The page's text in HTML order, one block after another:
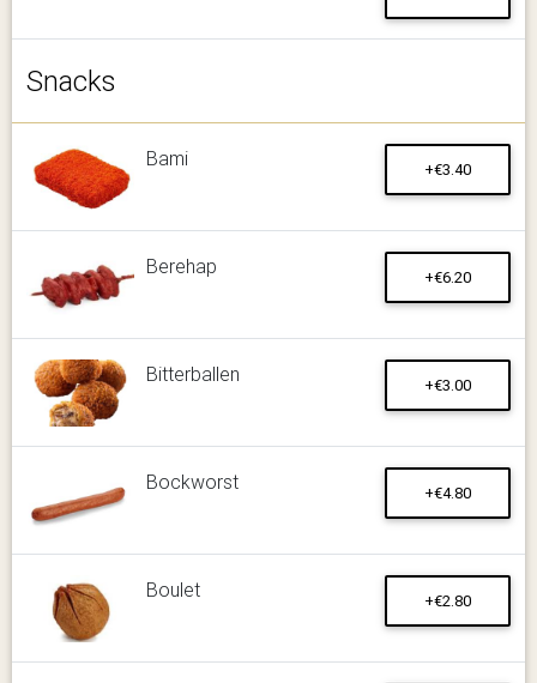
Snacks
Bami +€3.40
Berehap +€6.20
Bitterballen +€3.00
Bockworst +€4.80
Boulet +€2.80